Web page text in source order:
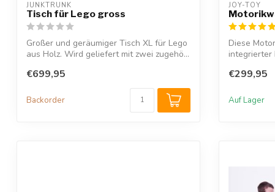
JUNKTRUNK
Tisch für Lego gross
Großer und geräumiger Tisch XL für Lego
aus Holz. Wird geliefert mit zwei zugehö...
€699,95
Backorder
JOY-TOY
Diese
integrierter
€299,95
Auf Lager